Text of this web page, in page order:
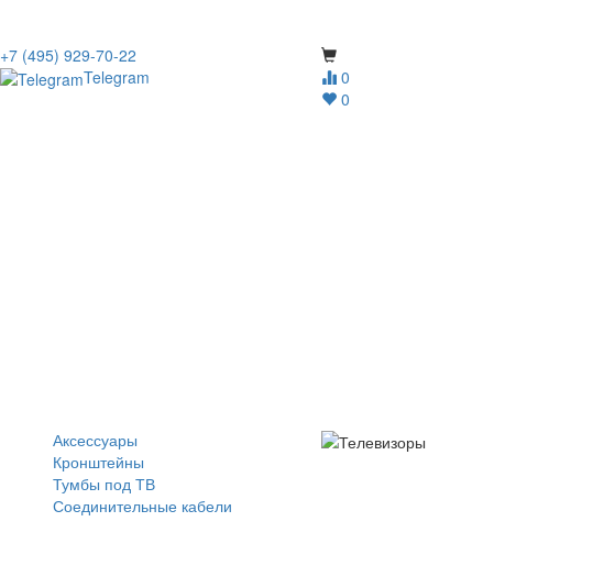
0
0
+7 (495) 929-70-22
Telegram
Аксессуары
Кронштейны
Тумбы под ТВ
Соединительные кабели